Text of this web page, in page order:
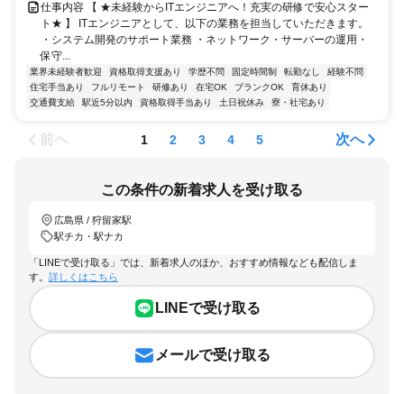
仕事内容 【 ★未経験からITエンジニアへ！充実の研修で安心スター
ト★ 】 ITエンジニアとして、以下の業務を担当していただきます。
・システム開発のサポート業務 ・ネットワーク・サーバーの運用・
保守...
業界未経験者歓迎 資格取得支援あり 学歴不問 固定時間制 転勤なし
経験不問
住宅手当あり
フルリモート 研修あり 在宅OK ブランクOK
育休あり
交通費支給
駅近5分以内 資格取得手当あり 土日祝休み 寮・社宅あり
前へ 1 2 3 4 5 次へ
この条件の新着求人を受け取る
広島県 / 狩留家駅
駅チカ・駅ナカ
「LINEで受け取る」では、新着求人のほか、おすすめ情報なども配信しま
す。 詳しくはこちら
LINEで受け取る
メールで受け取る